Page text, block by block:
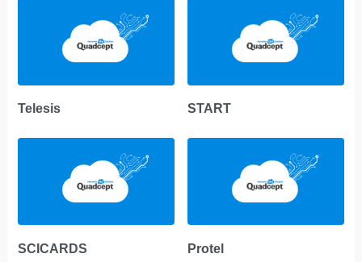
Telesis START
SCICARDS Protel